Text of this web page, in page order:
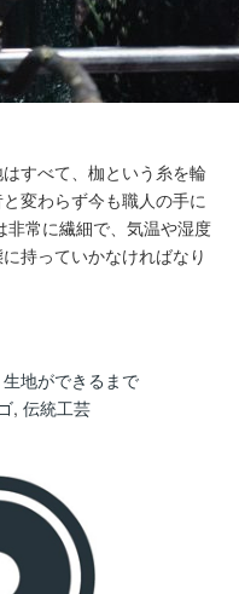
すべて、枷という糸を輪
変わらず今も職人の手に
非常に繊細で、気温や湿度
持っていかなければなり
生地ができるまで
, 伝統工芸